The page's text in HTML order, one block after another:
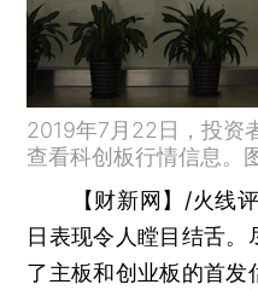
2019年7月22日，投资
查看科创板行情信息。
【财新网】 /火线
日表现令人瞠目结舌
了主板和创业板的首发